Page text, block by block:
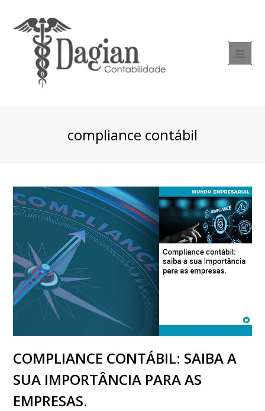
compliance contábil
COMPLIANCE CONTÁBIL: SAIBA A
SUA IMPORTÂNCIA PARA AS
EMPRESAS.